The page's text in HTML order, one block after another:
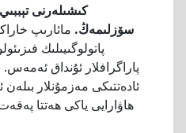
كىشىلەرنى
سۆزلىمەڭ. مائارىپ
پاتولوگىيىلىك
پاراگرافلار ئۇنداق
ئادەتتىكى مەزمۇنلار
ھاۋارايى ياكى ھەتتا